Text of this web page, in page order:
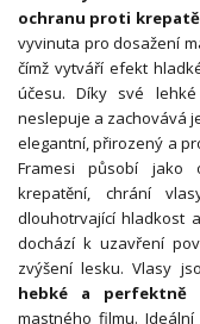
ochranu proti
vyvinuta pro dosažení
čímž vytváří efekt
účesu. Díky své
neslepuje a zachovává
elegantní, přirozený a
Framesi působí jako
krepatění, chrání
dlouhotrvající hladkost
dochází k uzavření
zvýšení lesku. Vlasy
hebké a perfektně
mastného filmu.